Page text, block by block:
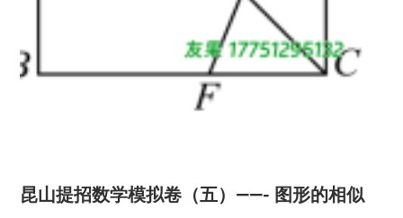
昆山提招数学模拟卷（五）——- 图形的相似